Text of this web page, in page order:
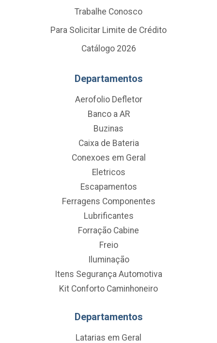
Trabalhe Conosco
Para Solicitar Limite de Crédito
Catálogo 2026
Departamentos
Aerofolio Defletor
Banco a AR
Buzinas
Caixa de Bateria
Conexoes em Geral
Eletricos
Escapamentos
Ferragens Componentes
Lubrificantes
Forração Cabine
Freio
Iluminação
Itens Segurança Automotiva
Kit Conforto Caminhoneiro
Departamentos
Latarias em Geral